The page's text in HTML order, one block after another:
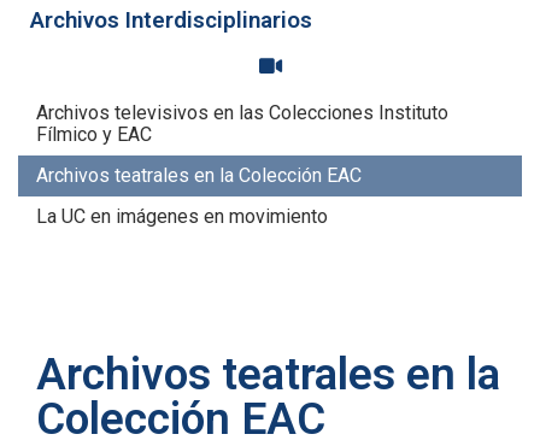
Archivos Interdisciplinarios
Archivos televisivos en las Colecciones Instituto
Fílmico y EAC
Archivos teatrales en la Colección EAC
La UC en imágenes en movimiento
Archivos teatrales en la
Colección EAC